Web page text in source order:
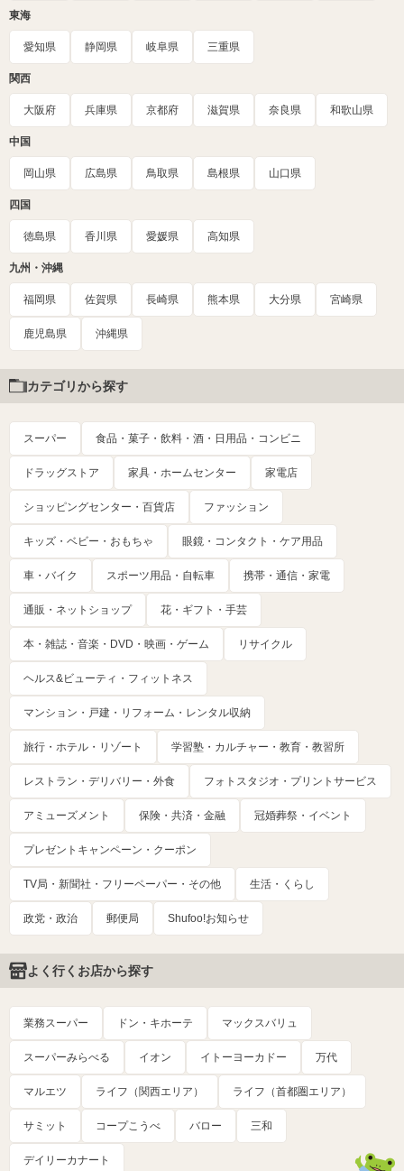
東海
愛知県 静岡県 岐阜県 三重県
関西
大阪府 兵庫県 京都府 滋賀県 奈良県 和歌山県
中国
岡山県 広島県 鳥取県 島根県 山口県
四国
徳島県 香川県 愛媛県 高知県
九州・沖縄
福岡県 佐賀県 長崎県 熊本県 大分県 宮崎県
鹿児島県 沖縄県
カテゴリから探す
スーパー 食品・菓子・飲料・酒・日用品・コンビニ
ドラッグストア 家具・ホームセンター 家電店
ショッピングセンター・百貨店 ファッション
キッズ・ベビー・おもちゃ 眼鏡・コンタクト・ケア用品
車・バイク スポーツ用品・自転車 携帯・通信・家電
通販・ネットショップ 花・ギフト・手芸
本・雑誌・音楽・DVD・映画・ゲーム リサイクル
ヘルス&ビューティ・フィットネス
マンション・戸建・リフォーム・レンタル収納
旅行・ホテル・リゾート 学習塾・カルチャー・教育・教習所
レストラン・デリバリー・外食 フォトスタジオ・プリントサービス
アミューズメント 保険・共済・金融 冠婚葬祭・イベント
プレゼントキャンペーン・クーポン
TV局・新聞社・フリーペーパー・その他 生活・くらし
政党・政治 郵便局 Shufoo!お知らせ
よく行くお店から探す
業務スーパー ドン・キホーテ マックスバリュ
スーパーみらべる イオン イトーヨーカドー 万代
マルエツ ライフ（関西エリア） ライフ（首都圏エリア）
サミット コープこうべ バロー 三和
デイリーカナート